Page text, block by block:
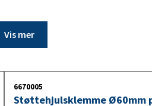
Vis mer
6670005
Støttehjulsklemme Ø60mm